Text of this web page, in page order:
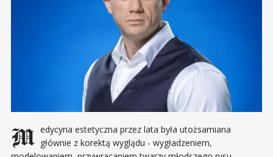
Medycyna estetyczna przez lata była utożsamiana głównie z korektą wyglądu - wygładzeniem,